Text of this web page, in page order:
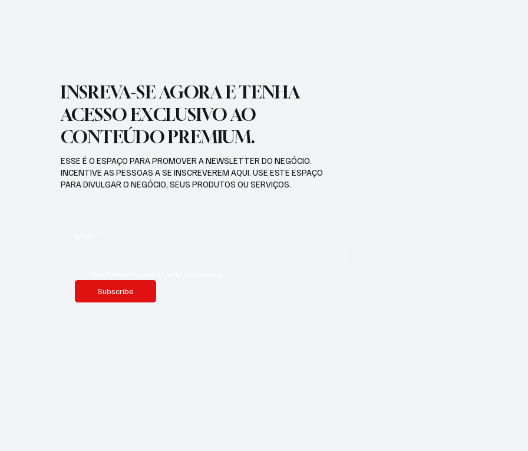
INSREVA-SE AGORA E TENHA
ACESSO EXCLUSIVO AO
CONTEÚDO PREMIUM.
ESSE É O ESPAÇO PARA PROMOVER A NEWSLETTER DO NEGÓCIO.
INCENTIVE AS PESSOAS A SE INSCREVEREM AQUI. USE ESTE ESPAÇO
PARA DIVULGAR O NEGÓCIO, SEUS PRODUTOS OU SERVIÇOS.
Subscribe